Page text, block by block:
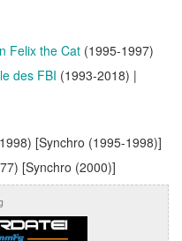
Felix the Cat (1995-1997)
des FBI (1993-2018) |
[Synchro (1995-1998)]
[Synchro (2000)]